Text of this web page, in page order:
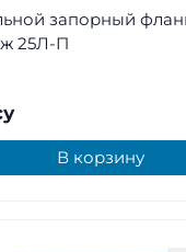
запорный
25Л-П
В корзину